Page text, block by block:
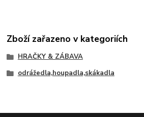
Zboží zařazeno v kategoriích
HRAČKY & ZÁBAVA
odrážedla,houpadla,skákadla